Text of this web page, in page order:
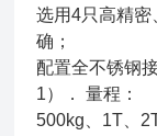
选用4只高精
确；
配置全不锈钢
1）． 量程：
500kg、1T、